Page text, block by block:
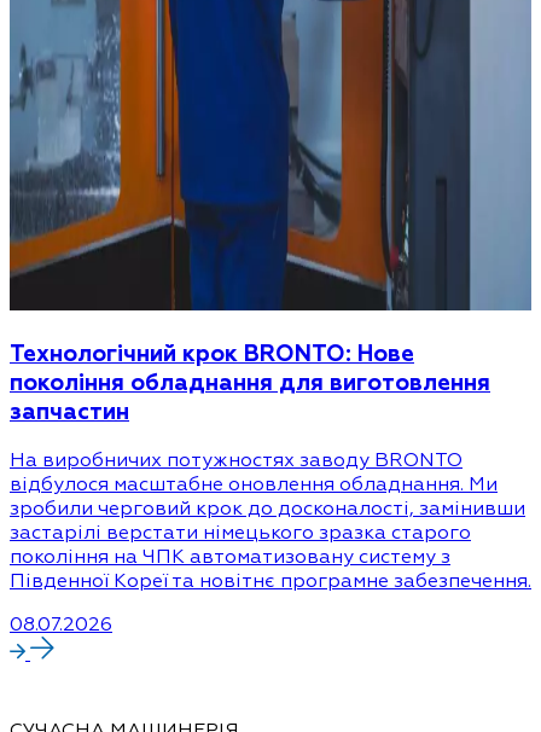
Технологічний крок BRONTO: Нове
покоління обладнання для виготовлення
запчастин
На виробничих потужностях заводу BRONTO
відбулося масштабне оновлення обладнання. Ми
зробили черговий крок до досконалості, замінивши
застарілі верстати німецького зразка старого
покоління на ЧПК автоматизовану систему з
Південної Кореї та новітнє програмне забезпечення.
08.07.2026